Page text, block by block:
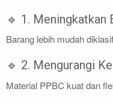
🔹 1. Meningkatkan
Barang lebih mudah
🔹 2. Mengurangi
Material PPBC kuat dan